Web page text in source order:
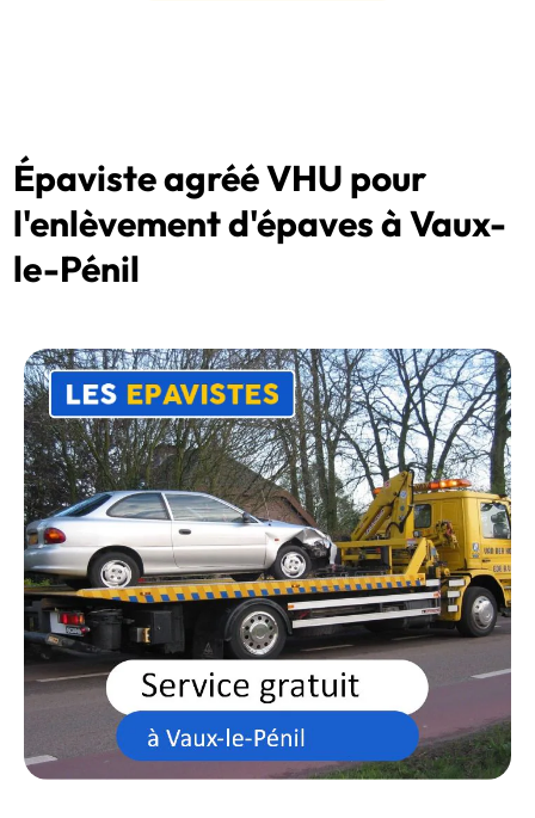
Épaviste agréé VHU pour
l'enlèvement d'épaves à Vaux-
le-Pénil